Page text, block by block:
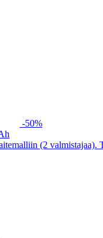
-50%
(2 valmistajaa).